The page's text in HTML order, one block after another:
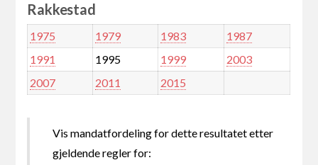
Rakkestad
1975 1979 1983
1987
1991
1995 1999
2003
2007
2011 2015
Vis mandatfordeling for dette resultatet etter
gjeldende regler for: